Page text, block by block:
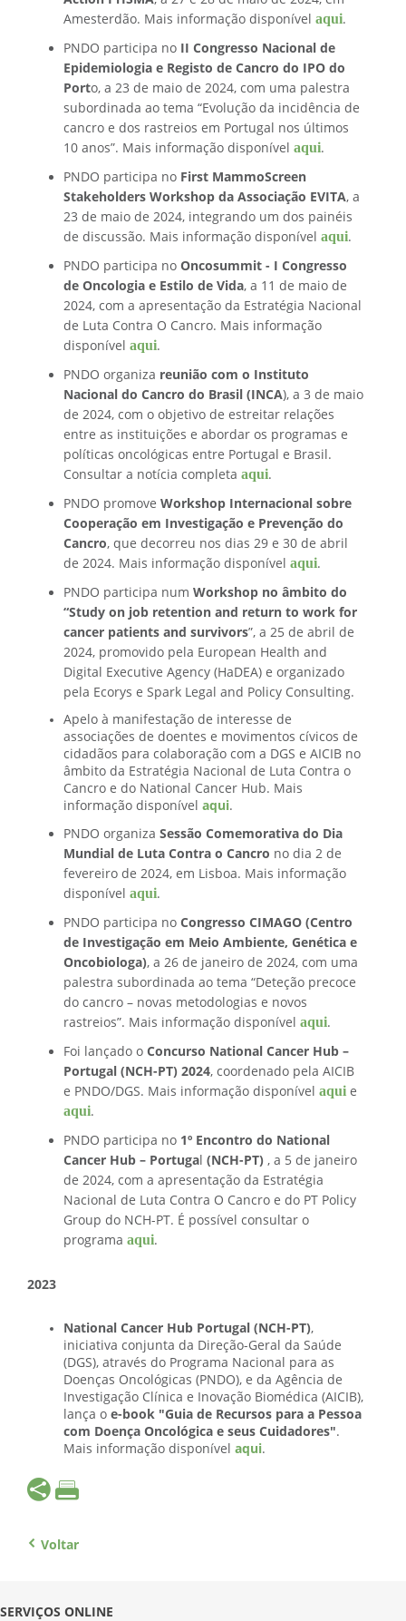
Amesterdão. Mais informação disponível aqui.
PNDO participa no II Congresso Nacional de
Epidemiologia e Registo de Cancro do IPO do
Porto, a 23 de maio de 2024, com uma palestra
subordinada ao tema “Evolução da incidência de
cancro e dos rastreios em Portugal nos últimos
10 anos”. Mais informação disponível aqui.
PNDO participa no First MammoScreen
Stakeholders Workshop da Associação EVITA, a
23 de maio de 2024, integrando um dos painéis
de discussão. Mais informação disponível aqui.
PNDO participa no Oncosummit - I Congresso
de Oncologia e Estilo de Vida, a 11 de maio de
2024, com a apresentação da Estratégia Nacional
de Luta Contra O Cancro. Mais informação
disponível aqui.
PNDO organiza reunião com o Instituto
Nacional do Cancro do Brasil (INCA), a 3 de maio
de 2024, com o objetivo de estreitar relações
entre as instituições e abordar os programas e
políticas oncológicas entre Portugal e Brasil.
Consultar a notícia completa aqui.
PNDO promove Workshop Internacional sobre
Cooperação em Investigação e Prevenção do
Cancro, que decorreu nos dias 29 e 30 de abril
de 2024. Mais informação disponível aqui.
PNDO participa num Workshop no âmbito do
“Study on job retention and return to work for
cancer patients and survivors”, a 25 de abril de
2024, promovido pela European Health and
Digital Executive Agency (HaDEA) e organizado
pela Ecorys e Spark Legal and Policy Consulting.
Apelo à manifestação de interesse de
associações de doentes e movimentos cívicos de
cidadãos para colaboração com a DGS e AICIB no
âmbito da Estratégia Nacional de Luta Contra o
Cancro e do National Cancer Hub. Mais
informação disponível aqui.
PNDO organiza Sessão Comemorativa do Dia
Mundial de Luta Contra o Cancro no dia 2 de
fevereiro de 2024, em Lisboa. Mais informação
disponível aqui.
PNDO participa no Congresso CIMAGO (Centro
de Investigação em Meio Ambiente, Genética e
Oncobiologa), a 26 de janeiro de 2024, com uma
palestra subordinada ao tema “Deteção precoce
do cancro – novas metodologias e novos
rastreios”. Mais informação disponível aqui.
Foi lançado o Concurso National Cancer Hub –
Portugal (NCH-PT) 2024, coordenado pela AICIB
e PNDO/DGS. Mais informação disponível aqui e
aqui.
PNDO participa no 1º Encontro do National
Cancer Hub – Portuga (NCH-PT) , a 5 de janeiro
de 2024, com a apresentação da Estratégia
Nacional de Luta Contra O Cancro e do PT Policy
Group do NCH-PT. É possível consultar o
programa aqui.
2023
National Cancer Hub Portugal (NCH-PT),
iniciativa conjunta da Direção-Geral da Saúde
(DGS), através do Programa Nacional para as
Doenças Oncológicas (PNDO), e da Agência de
Investigação Clínica e Inovação Biomédica (AICIB),
lança o e-book "Guia de Recursos para a Pessoa
com Doença Oncológica e seus Cuidadores".
Mais informação disponível aqui.
Voltar
SERVIÇOS ONLINE